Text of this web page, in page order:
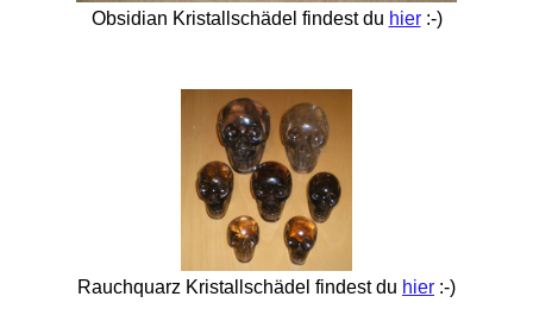
Obsidian Kristallschädel findest du hier:-)
Rauchquarz Kristallschädel findest du hier :-)